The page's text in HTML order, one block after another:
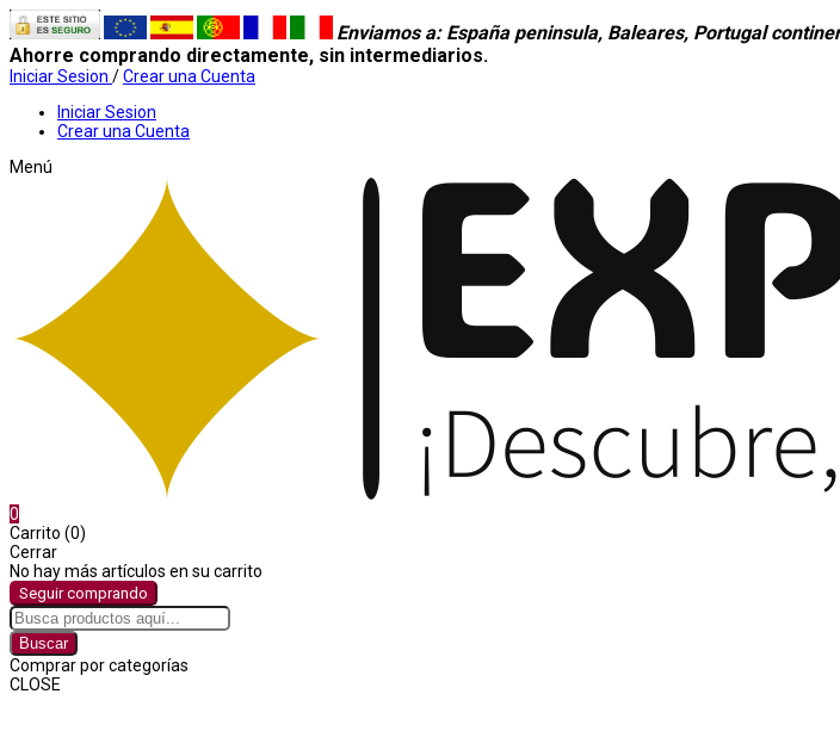
Enviamos a: España peninsula, Baleares, Portugal
Ahorre comprando directamente, sin intermediarios.
Iniciar Sesion /Crear una Cuenta
Iniciar Sesion
Crear una Cuenta
Menú
0
Carrito (0)
Cerrar
No hay más artículos en su carrito
Seguir comprando
Buscar
Comprar por categorías
CLOSE